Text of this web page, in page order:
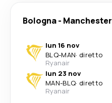
Bologna- Manchester
lun 16 nov
BLQ-MAN· diretto
Ryanair
lun 23 nov
MAN-BLQ· diretto
Ryanair